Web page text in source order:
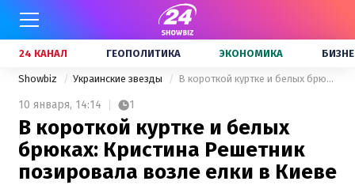
24 КАНАЛ ГЕОПОЛИТИКА ЭКОНОМИКА
Showbiz Украинские звезды В короткой куртке и белых брюках: Кристина Решетник позировала возле елки в Киеве
10 января, 14:14 1
В короткой куртке и белых
брюках: Кристина Решетник
позировала возле елки в Киеве